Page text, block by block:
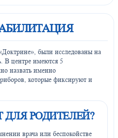
были исследованы на
В центре имеются 5
назвать именно
которые фиксируют и
ДЛЯ РОДИТЕЛЕЙ?
врача или беспокойстве